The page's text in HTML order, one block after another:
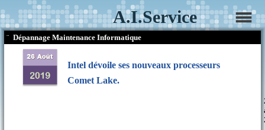
A.I.Service
¨ Dépannage Maintenance Informatique
Intel dévoile ses nouveaux processeurs
Comet Lake.